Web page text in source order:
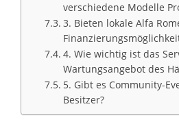
verschiedene Modelle
3. Bieten lokale Alfa
4. Wie wichtig ist das
Wartungsangebot des
5. Gibt es Community-
Besitzer?